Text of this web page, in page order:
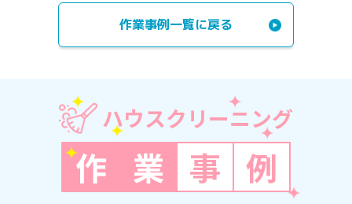
作業事例一覧に戻る
ハウスクリーニング
作 業 事 例